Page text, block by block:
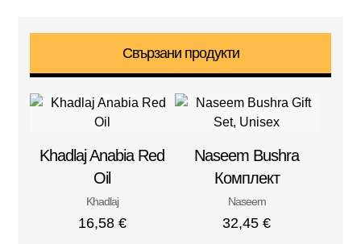
Свързани продукти
Khadlaj Anabia Red
Oil
Khadlaj
16,58 €
Naseem Bushra
Комплект
Naseem
32,45€